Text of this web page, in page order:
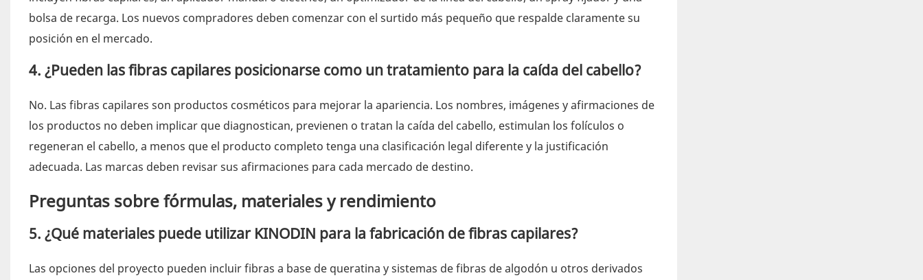
bolsa de recarga. Los nuevos compradores deben comenzar con el surtido más pequeño que respalde claramente su
posición en el mercado.
4. ¿Pueden las fibras capilares posicionarse como un tratamiento para la caída del cabello?
No. Las fibras capilares son productos cosméticos para mejorar la apariencia. Los nombres, imágenes y afirmaciones de
los productos no deben implicar que diagnostican, previenen o tratan la caída del cabello, estimulan los folículos o
regeneran el cabello, a menos que el producto completo tenga una clasificación legal diferente y la justificación
adecuada. Las marcas deben revisar sus afirmaciones para cada mercado de destino.
Preguntas sobre fórmulas, materiales y rendimiento
5. ¿Qué materiales puede utilizar KINODIN para la fabricación de fibras capilares?
Las opciones del proyecto pueden incluir fibras a base de queratina y sistemas de fibras de algodón u otros derivados